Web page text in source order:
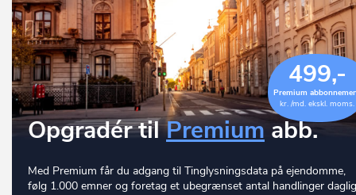
499,-
Premium
kr. /md. ekskl. moms.
Opgradér tilPremium abb.
Med Premium får du adgang til Tinglysningsdata på ejendomme,
følg 1.000 emner og foretag et ubegrænset antal handlinger